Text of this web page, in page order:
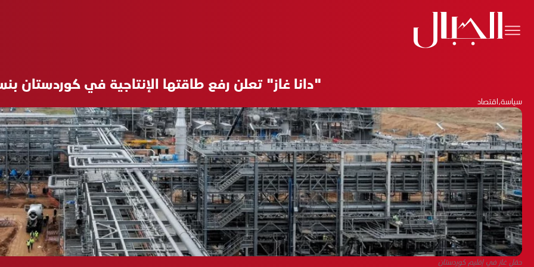
"دانا غاز" تعلن رفع طاقتها الإنتاجية في كوردستان بنسبة
سياسة،اقتصاد
حقل غاز في إقليم كوردستان